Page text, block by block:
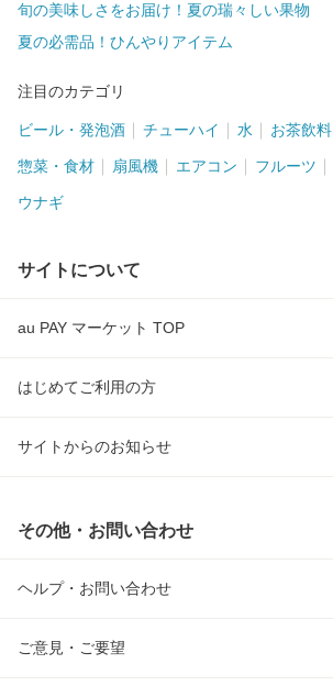
旬の美味しさをお届け！夏の瑞々しい果物
夏の必需品！ひんやりアイテム
注目のカテゴリ
ビール・発泡酒 チューハイ 水 お茶飲料
惣菜・食材 扇風機 エアコン フルーツ
ウナギ
サイトについて
au PAY マーケット TOP
はじめてご利用の方
サイトからのお知らせ
その他・お問い合わせ
ヘルプ・お問い合わせ
ご意見・ご要望